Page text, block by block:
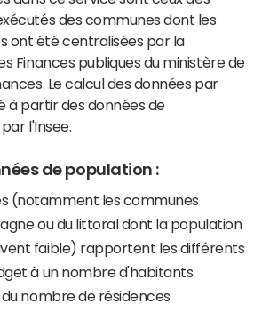
des communes dont les
ont été centralisées par la
Finances publiques du ministère de
Le calcul des données par
à partir des données de
l'Insee.
de population :
(notamment les communes
ou du littoral dont la population
faible) rapportent les différents
à un nombre d'habitants
nombre de résidences